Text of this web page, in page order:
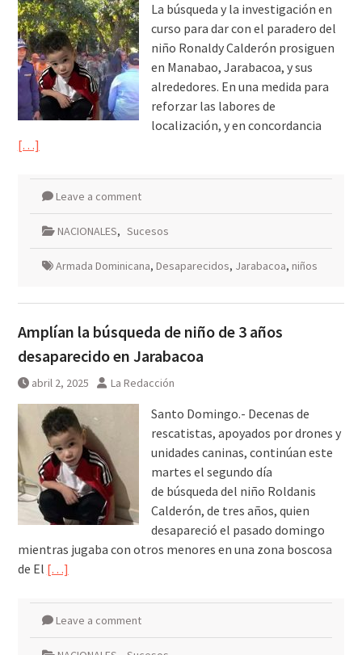
La búsqueda y la investigación en
curso para dar con el paradero del
niño Ronaldy Calderón prosiguen
en Manabao, Jarabacoa, y sus
alrededores. En una medida para
reforzar las labores de
localización, y en concordancia
[…]
Leave a comment
NACIONALES, Sucesos
Armada Dominicana, Desaparecidos, Jarabacoa, niños
Amplían la búsqueda de niño de 3 años
desaparecido en Jarabacoa
abril 2, 2025 La Redacción
Santo Domingo.- Decenas de
rescatistas, apoyados por drones y
unidades caninas, continúan este
martes el segundo día
de búsqueda del niño Roldanis
Calderón, de tres años, quien
desapareció el pasado domingo
mientras jugaba con otros menores en una zona boscosa
de El […]
Leave a comment